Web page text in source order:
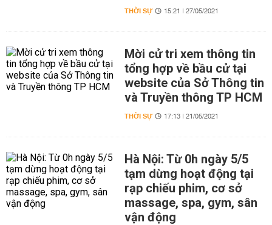
THỜI SỰ 15:21 | 27/05/2021
Mời cử tri xem thông tin
tổng hợp về bầu cử tại
website của Sở Thông tin
và Truyền thông TP HCM
THỜI SỰ 17:13 | 21/05/2021
Hà Nội: Từ 0h ngày 5/5
tạm dừng hoạt động tại
rạp chiếu phim, cơ sở
massage, spa, gym, sân
vận động